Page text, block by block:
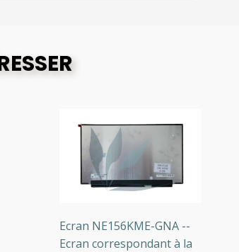
Ecran NE156KME-GNA --
Ecran correspondant à la